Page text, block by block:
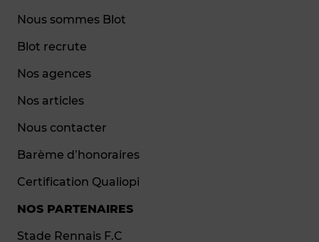
Nous sommes Blot
Blot recrute
Nos agences
Nos articles
Nous contacter
Barème d’honoraires
Certification Qualiopi
NOS PARTENAIRES
Stade Rennais F.C